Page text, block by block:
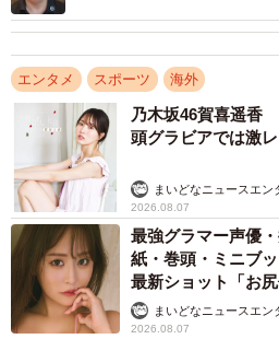
エンタメ スポーツ 海外
乃木坂46賀喜遥
頭グラビアでは激
まいどなニュースエン
2026.08.07
最強グラマー声優
紙・巻頭・ミニブ
最新ショット「お
ています」「いく
たい」
まいどなニュースエン
2026.08.07